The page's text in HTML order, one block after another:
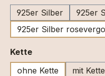
925er Silber
925er
925er Silber
Ketteauswählen
ohne Kette
mit Kette